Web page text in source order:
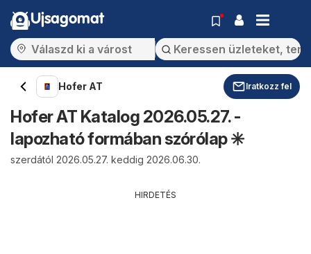
Ujsagomat
Hofer AT Iratkozz fel
Hofer AT Katalog 2026.05.27. -
lapozható formában szórólap ✳️
szerdától 2026.05.27. keddig 2026.06.30.
HIRDETÉS